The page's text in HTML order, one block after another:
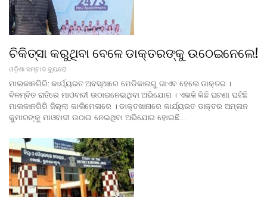
ଚିକିତ୍ସା କରୁଥିବା ବେଳେ ଡାକ୍ତରଙ୍କୁ ଉଠେଇନେଲେ!
ଓଡ଼ିଶା ସମ୍ବାଦ ବ୍ୟୁରୋ
ମାଲକାନଗିରି: କାର୍ଯ୍ୟରତ ଅବସ୍ଥାରେ ମେଡିକାଲରୁ ଗାଏବ ହେଲେ ଡାକ୍ତର ।
ବିଳମ୍ବିତ ରାତିରେ ମାଓବାଦୀ ଉଠାଇନେଇଥିବା ଅଭିଯୋଗ । ଏଭଳି କିଛି ଘଟଣା ଘଟିଛି
ମାଲକାନଗିରି ଜିଲ୍ଲା କାଲିମେଳାରେ । ଡାକ୍ତଖାନାରେ କାର୍ଯ୍ୟରତ ଡାକ୍ତର ଅମ୍ଳାନ
କୁମାରଙ୍କୁ ମାଓବାଦୀ ଉଠାଇ ନେଇଥିବା ଅଭିଯୋଗ ହୋଇଛି…